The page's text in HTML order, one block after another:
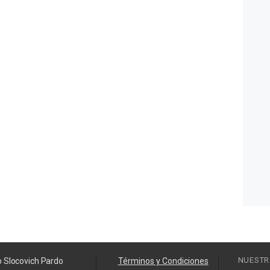
Slocovich Pardo Términos y Condiciones